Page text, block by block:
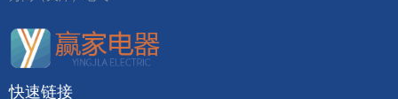
快速链接